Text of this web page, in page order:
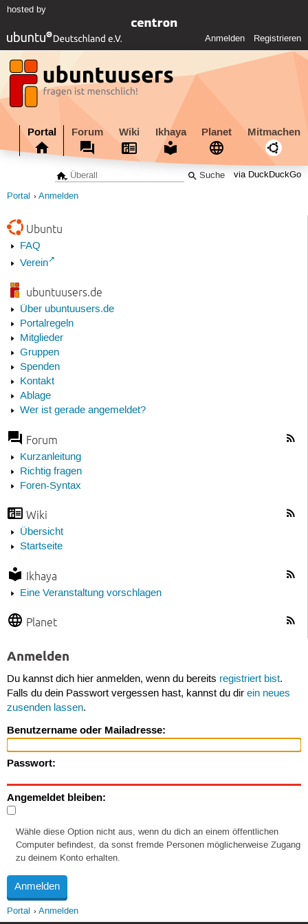
hosted by
Anmelden Registrieren
Portal Forum Wiki Ikhaya Planet Mitmachen
via DuckDuckGo
Portal Anmelden
Ubuntu
FAQ
Verein
ubuntuusers.de
Über ubuntuusers.de
Portalregeln
Mitglieder
Gruppen
Spenden
Kontakt
Ablage
Wer ist gerade angemeldet?
Forum
Kurzanleitung
Richtig fragen
Foren-Syntax
Wiki
Übersicht
Startseite
Ikhaya
Eine Veranstaltung vorschlagen
Planet
Anmelden
Du kannst dich hier anmelden, wenn du bereits registriert bist.
Falls du dein Passwort vergessen hast, kannst du dir ein neues
zusenden lassen.
Benutzername oder Mailadresse:
Passwort:
Angemeldet bleiben:
Wähle diese Option nicht aus, wenn du dich an einem öffentlichen
Computer befindest, da sonst fremde Personen möglicherweise Zugang
zu deinem Konto erhalten.
Portal Anmelden